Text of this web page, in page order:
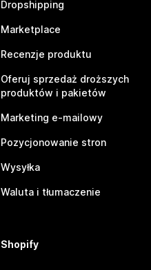
Dropshipping
Marketplace
Recenzje produktu
Oferuj sprzedaż droższych
produktów i pakietów
Marketing e-mailowy
Pozycjonowanie stron
Wysyłka
Waluta i tłumaczenie
Shopify